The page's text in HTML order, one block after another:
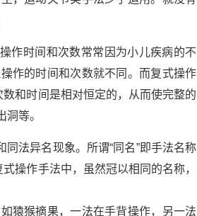
作时间和次数常常因为小儿疾病的不
作的时间和次数就不同。而复式操作
和时间是相对恒定的，从而使完整的
等。
法异名现象。所谓“同名”即手法名称
操作手法中，虽然冠以相同的名称，
猿猴摘果，一法在手背操作，另一法